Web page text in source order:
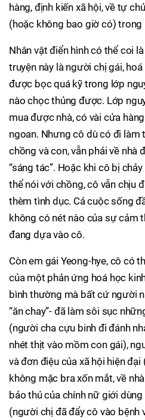
hàng, định kiến xã hội, về tự
(hoặc không bao giờ có) trong
Nhân vật điển hình có thể coi
truyện này là người chị gái,
được bọc quá kỹ trong lớp
nào chọc thủng được. Lớp
mua được nhà, có vài cửa
ngoan. Nhưng cô dù có đi làm
chồng và con, vẫn phải về nhà
“sáng tác”. Hoặc khi cô bị
thể nói với chồng, cô vẫn chịu
thèm tình dục. Cả cuộc sống
không có nét nào của sự cảm
đang dựa vào cô.
Còn em gái Yeong-hye, cô có
của một phản ứng hoá học
bình thường mà bất cứ người
“ăn chay”- đã làm sôi sục
(người cha cựu binh đi đánh
nhét thịt vào mồm con gái),
và đơn điệu của xã hội hiện
không mặc bra xốn mắt, về
bảo thủ của chính nữ giới
(người chị đã đẩy cô vào bệnh